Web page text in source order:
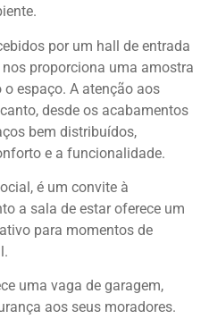
por um hall de entrada
proporciona uma amostra
espaço. A atenção aos
desde os acabamentos
bem distribuídos,
e a funcionalidade.
é um convite à
a sala de estar oferece um
para momentos de
uma vaga de garagem,
aos seus moradores.